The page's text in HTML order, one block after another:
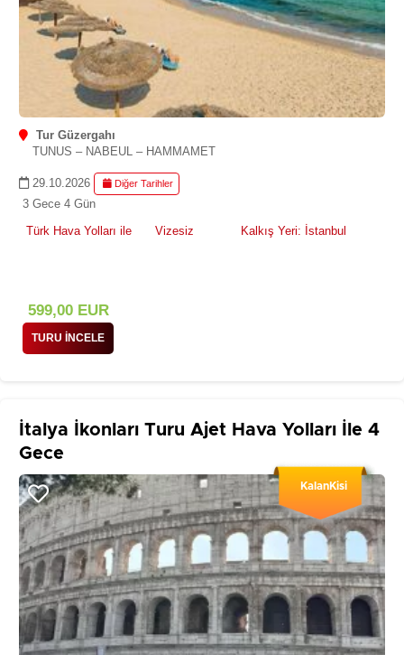
Tur Güzergahı
TUNUS – NABEUL – HAMMAMET
29.10.2026 Diğer Tarihler
3 Gece 4 Gün
Türk Hava Yolları ile
Vizesiz Kalkış Yeri: İstanbul
599,00EUR
TURU İNCELE
İtalya İkonları Turu Ajet Hava Yolları İle 4
Gece
KalanKisi